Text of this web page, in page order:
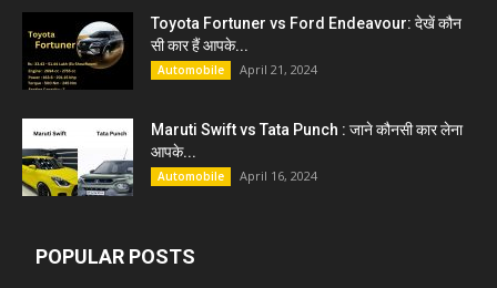
Toyota Fortuner vs Ford Endeavour: देखें कौन
सी कार हैं आपके...
Automobile April 21, 2024
Maruti Swift vs Tata Punch : जाने कौनसी कार लेना
आपके...
Automobile April 16, 2024
POPULAR POSTS